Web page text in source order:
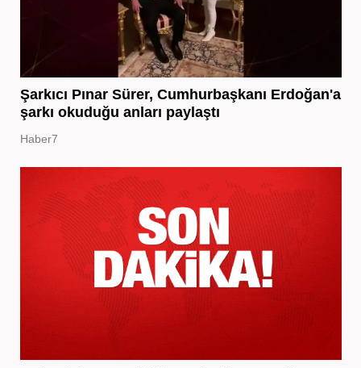
Şarkıcı Pınar Sürer, Cumhurbaşkanı Erdoğan'a
şarkı okuduğu anları paylaştı
Haber7